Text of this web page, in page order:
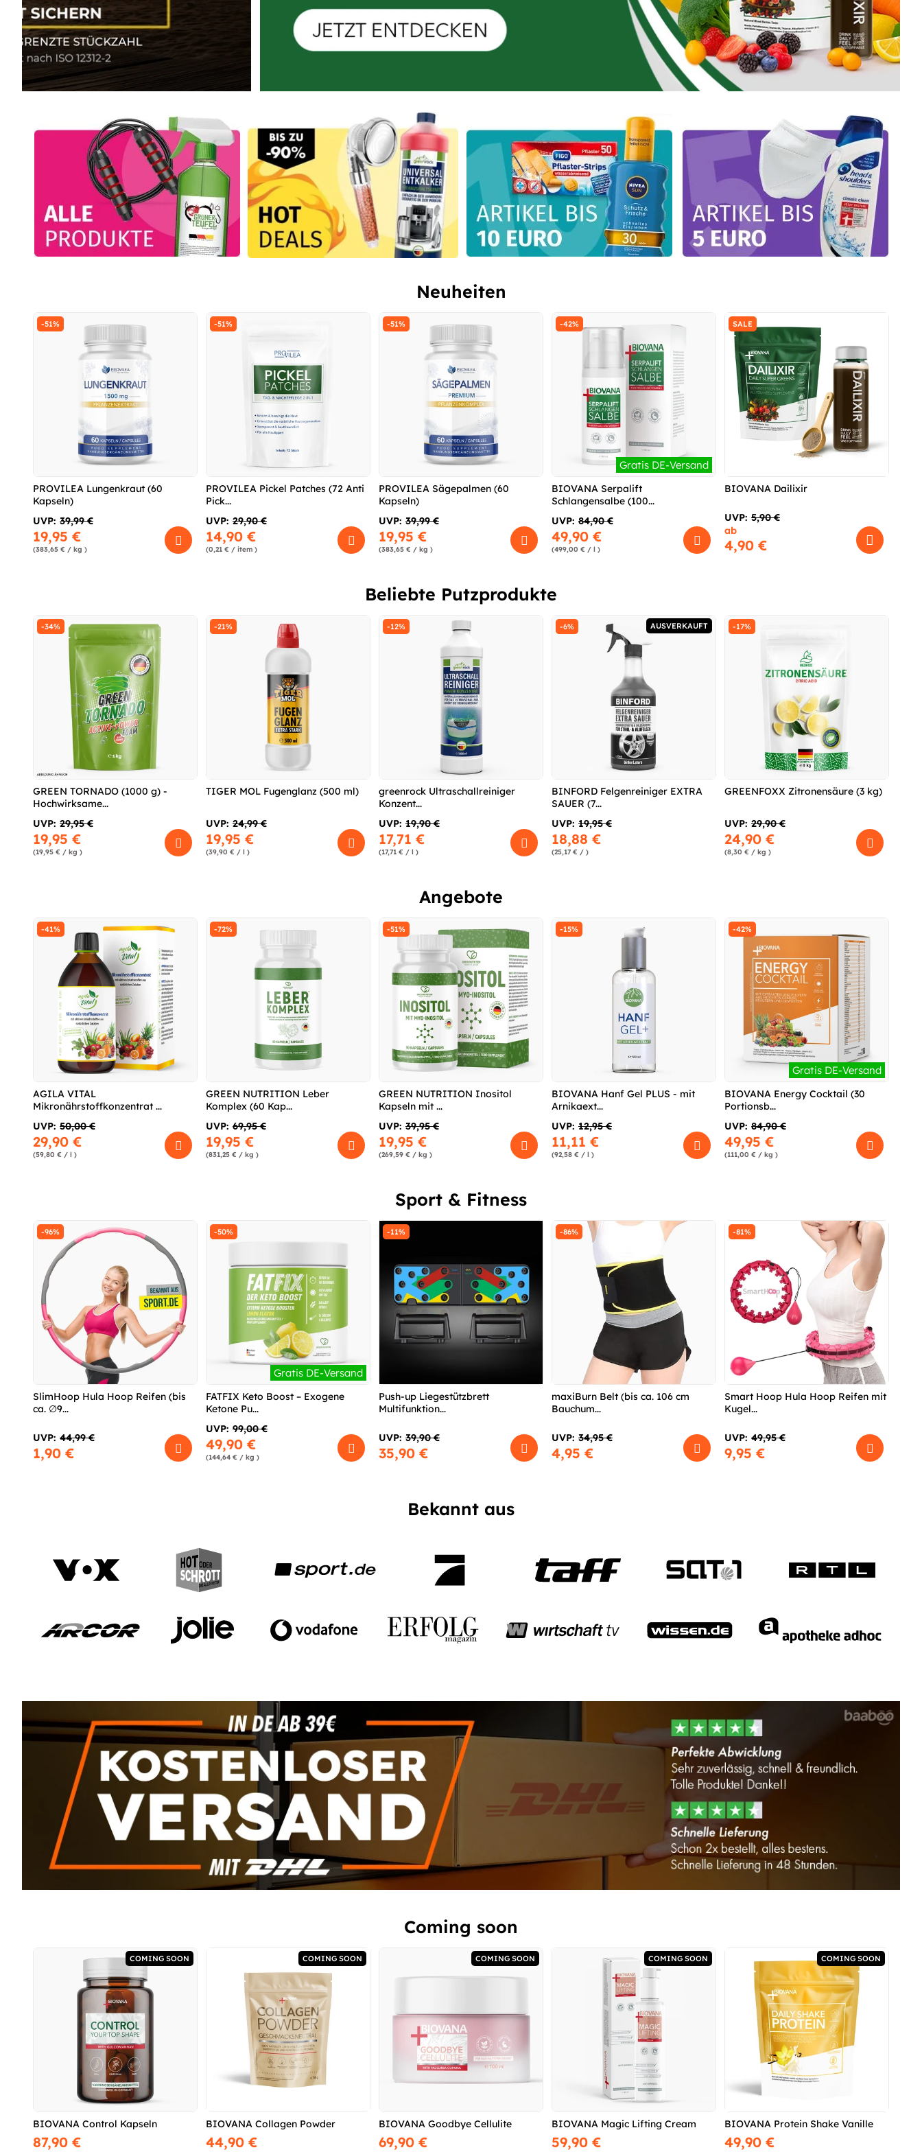
Neuheiten
-51%
PROVILEA Lungenkraut (60
Kapseln)
UVP: 39,99 €
19,95 €
(383,65 € / kg )
-51%
PROVILEA Pickel Patches (72 Anti
Pick...
UVP: 29,90 €
14,90 €
(0,21 € / item )
-51%
PROVILEA Sägepalmen (60
Kapseln)
UVP: 39,99 €
19,95 €
(383,65 € / kg )
-42%
Gratis DE-Versand
BIOVANA Serpalift
Schlangensalbe (100...
UVP: 84,90 €
49,90 €
(499,00 € / l )
SALE
BIOVANA Dailixir
UVP: 5,90 €
ab
4,90 €
Beliebte Putzprodukte
-34%
GREEN TORNADO (1000 g) -
Hochwirksame...
UVP: 29,95 €
19,95 €
(19,95 € / kg )
-21%
TIGER MOL Fugenglanz (500 ml)
UVP: 24,99 €
19,95 €
(39,90 € / l )
-12%
greenrock Ultraschallreiniger
Konzent...
UVP: 19,90 €
17,71 €
(17,71 € / l )
-6% AUSVERKAUFT
BINFORD Felgenreiniger EXTRA
SAUER (7...
UVP: 19,95 €
18,88 €
(25,17 € / )
-17%
GREENFOXX Zitronensäure (3 kg)
UVP: 29,90 €
24,90 €
(8,30 € / kg )
Angebote
-41%
AGILA VITAL
Mikronährstoffkonzentrat ...
UVP: 50,00 €
29,90 €
(59,80 € / l )
-72%
GREEN NUTRITION Leber
Komplex (60 Kap...
UVP: 69,95 €
19,95 €
(831,25 € / kg )
-51%
GREEN NUTRITION Inositol
Kapseln mit ...
UVP: 39,95 €
19,95 €
(269,59 € / kg )
-15%
BIOVANA Hanf Gel PLUS - mit
Arnikaext...
UVP: 12,95 €
11,11 €
(92,58 € / l )
-42%
Gratis DE-Versand
BIOVANA Energy Cocktail (30
Portionsb...
UVP: 84,90 €
49,95 €
(111,00 € / kg )
Sport & Fitness
-96%
SlimHoop Hula Hoop Reifen (bis
ca. ∅9...
UVP: 44,99 €
1,90 €
-50%
Gratis DE-Versand
FATFIX Keto Boost – Exogene
Ketone Pu...
UVP: 99,00 €
49,90 €
(144,64 € / kg )
-11%
Push-up Liegestützbrett
Multifunktion...
UVP: 39,90 €
35,90 €
-86%
maxiBurn Belt (bis ca. 106 cm
Bauchum...
UVP: 34,95 €
4,95 €
-81%
Smart Hoop Hula Hoop Reifen mit
Kugel...
UVP: 49,95 €
9,95 €
Bekannt aus
Coming soon
COMING SOON
BIOVANA Control Kapseln
87,90 €
COMING SOON
BIOVANA Collagen Powder
44,90 €
COMING SOON
BIOVANA Goodbye Cellulite
69,90 €
COMING SOON
BIOVANA Magic Lifting Cream
59,90 €
COMING SOON
BIOVANA Protein Shake Vanille
49,90 €